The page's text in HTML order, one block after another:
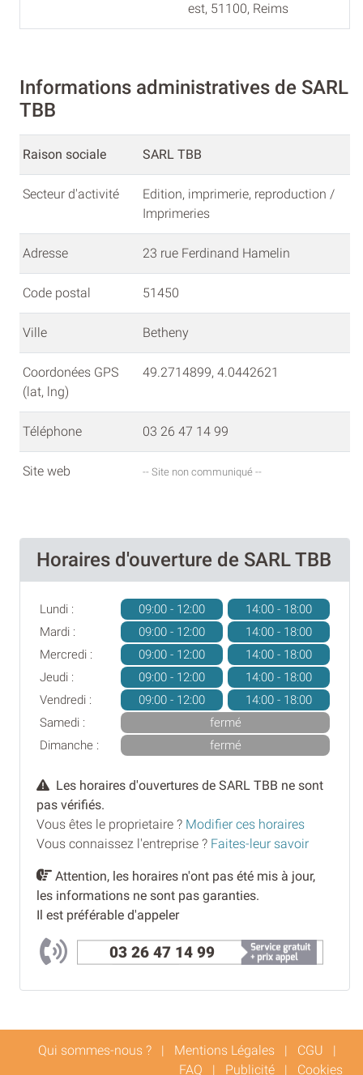
est, 51100, Reims
Informations administratives de SARL
TBB
Raison sociale SARL TBB
Secteur d'activité
Edition, imprimerie, reproduction /
Imprimeries
Adresse 23 rue Ferdinand Hamelin
Code postal 51450
Ville Betheny
Coordonées GPS
(lat, lng)
49.2714899, 4.0442621
Téléphone 03 26 47 14 99
Site web -- Site non communiqué --
Horaires d'ouverture de SARL TBB
Lundi : 09:00 - 12:00
14:00 - 18:00
Mardi :
09:00 - 12:00
14:00 - 18:00
Mercredi :
09:00 - 12:00
14:00 - 18:00
Jeudi :
09:00 - 12:00
14:00 - 18:00
Vendredi :
09:00 - 12:00
14:00 - 18:00
Samedi :
fermé
Dimanche :
fermé
Les horaires d'ouvertures de SARL TBB ne sont
pas vérifiés.
Vous êtes le proprietaire ? Modifier ces horaires
Vous connaissez l'entreprise ? Faites-leur savoir
Attention, les horaires n'ont pas été mis à jour,
les informations ne sont pas garanties.
Il est préférable d'appeler
03 26 47 14 99
Qui sommes-nous ? | Mentions Légales | CGU |
FAQ | Publicité | Cookies